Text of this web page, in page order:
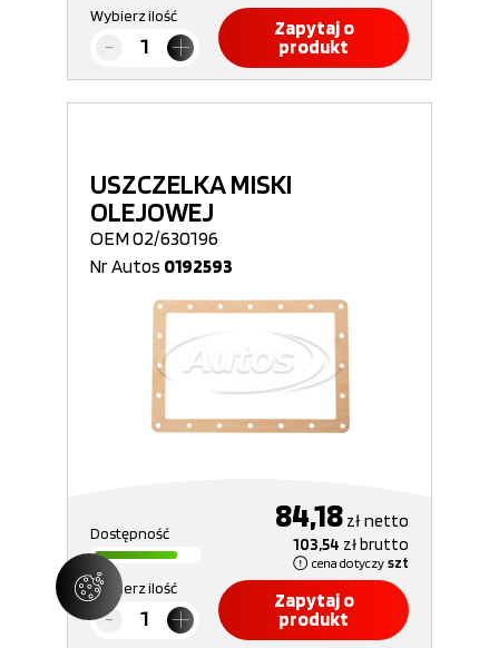
Wybierz ilość
Zapytaj o
produkt
USZCZELKA MISKI
OLEJOWEJ
OEM 02/630196
Nr Autos 0192593
Dostępność 84,18 złnetto
103,54 złbrutto
cena dotyczy szt
Wybierz ilość
Zapytaj o
produkt